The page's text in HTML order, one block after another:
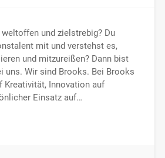
und zielstrebig? Du
mit und verstehst es,
und mitzureißen? Dann bist
uns. Wir sind Brooks. Bei Brooks
Kreativität, Innovation auf
Einsatz auf…